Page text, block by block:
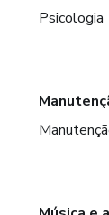
Psicologia